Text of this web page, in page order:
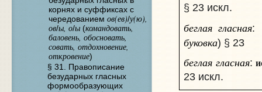
корнях и суффиксах с
чередованием ов(ев)/у(ю),
ов/ы, о/ы(командовать,
баловень, обосновать,
совать, отдохновение,
откровение)
§ 31. Правописание
безударных гласных
формообразующих
§ 23 искл.
беглая гласная:
буковка) § 23
беглая гласная:
23 искл.